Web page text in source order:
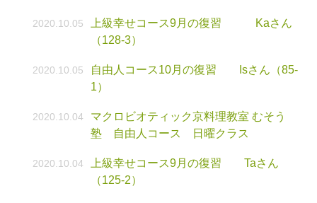
2020.10.05
上級幸せコース9月の復習 Kaさん
（128-3）
2020.10.05
自由人コース10月の復習 Isさん（85-
1）
2020.10.04
マクロビオティック京料理教室 むそう
塾 自由人コース 日曜クラス
2020.10.04
上級幸せコース9月の復習 Taさん
（125-2）